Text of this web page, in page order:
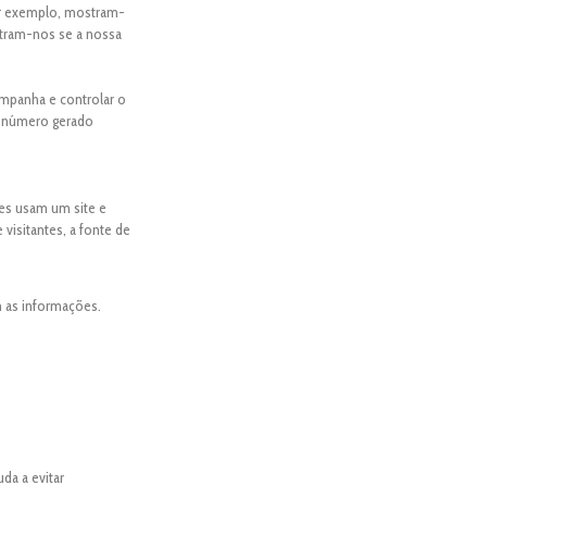
exemplo, mostram-
nos se a nossa
e controlar o
gerado
usam um site e
a fonte de
informações.
a evitar